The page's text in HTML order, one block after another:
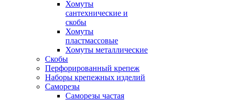
Хомуты
сантехнические и
скобы
Хомуты
пластмассовые
Хомуты металлические
Скобы
Перфорированный крепеж
Наборы крепежных изделий
Саморезы
Саморезы частая